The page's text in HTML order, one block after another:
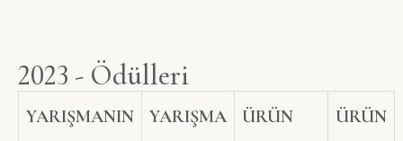
2023 - Ödülleri
YARIŞMANIN
YARIŞMA
ÜRÜN
ÜRÜN